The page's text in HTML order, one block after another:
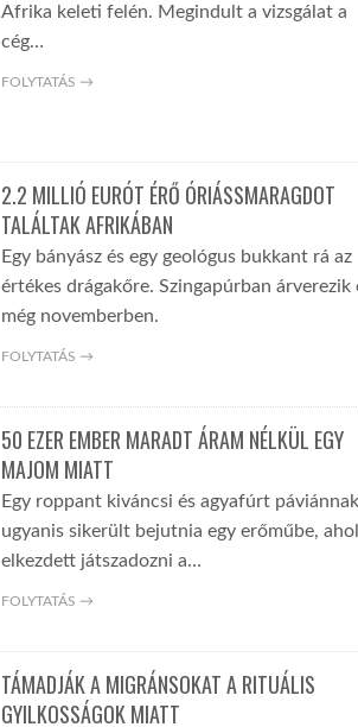
Afrika keleti felén. Megindult a vizsgálat a
cég…
FOLYTATÁS →
2.2 MILLIÓ EURÓT ÉRŐ ÓRIÁSSMARAGDOT
TALÁLTAK AFRIKÁBAN
Egy bányász és egy geológus bukkant rá az
értékes drágakőre. Szingapúrban árverezik
még novemberben.
FOLYTATÁS →
50 EZER EMBER MARADT ÁRAM NÉLKÜL EGY
MAJOM MIATT
Egy roppant kiváncsi és agyafúrt páviánnak
ugyanis sikerült bejutnia egy erőműbe, ahol
elkezdett játszadozni a…
FOLYTATÁS →
TÁMADJÁK A MIGRÁNSOKAT A RITUÁLIS
GYILKOSSÁGOK MIATT